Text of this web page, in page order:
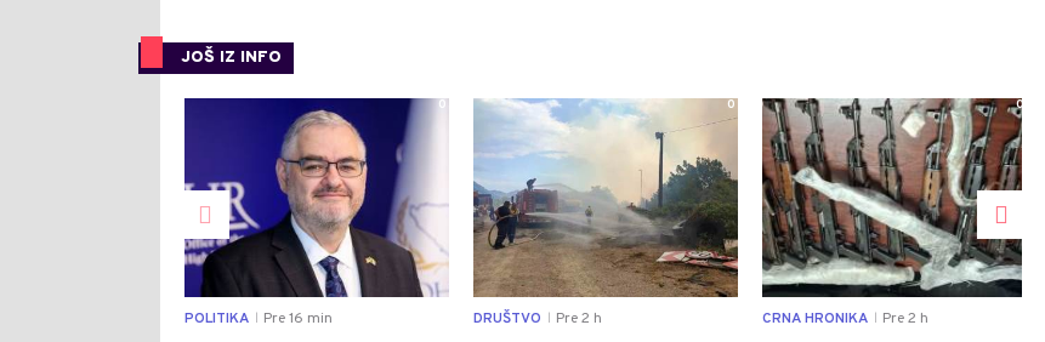
JOŠ IZ INFO
0
POLITIKA Pre 16 min
0
DRUŠTVO Pre 2 h
0
CRNA HRONIKA Pre 2 h